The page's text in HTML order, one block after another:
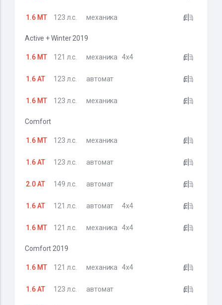
1.6 MT 123 л.с. механика
Active + Winter 2019
1.6 MT 121 л.с. механика 4x4
1.6 AT 123 л.с. автомат
1.6 MT 123 л.с. механика
Comfort
1.6 MT 123 л.с. механика
1.6 AT 123 л.с. автомат
2.0 AT 149 л.с. автомат
1.6 AT 121 л.с. автомат 4x4
1.6 MT 121 л.с. механика 4x4
Comfort 2019
1.6 MT 121 л.с. механика 4x4
1.6 AT 123 л.с. автомат